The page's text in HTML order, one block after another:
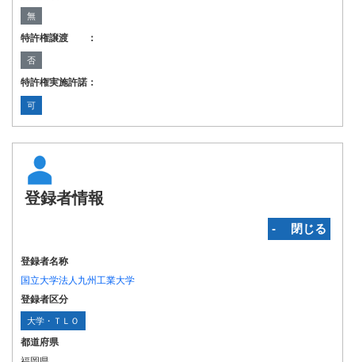
無
特許権譲渡 ：
否
特許権実施許諾：
可
登録者情報
‐ 閉じる
登録者名称
国立大学法人九州工業大学
登録者区分
大学・ＴＬＯ
都道府県